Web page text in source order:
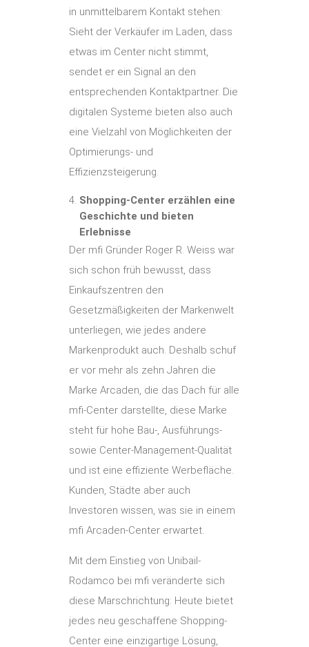
in unmittelbarem Kontakt stehen:
Sieht der Verkäufer im Laden, dass
etwas im Center nicht stimmt,
sendet er ein Signal an den
entsprechenden Kontaktpartner. Die
digitalen Systeme bieten also auch
eine Vielzahl von Möglichkeiten der
Optimierungs- und
Effizienzsteigerung.
Shopping-Center erzählen eine
Geschichte und bieten
Erlebnisse
Der mfi Gründer Roger R. Weiss war
sich schon früh bewusst, dass
Einkaufszentren den
Gesetzmäßigkeiten der Markenwelt
unterliegen, wie jedes andere
Markenprodukt auch. Deshalb schuf
er vor mehr als zehn Jahren die
Marke Arcaden, die das Dach für alle
mfi-Center darstellte, diese Marke
steht für hohe Bau-, Ausführungs-
sowie Center-Management-Qualität
und ist eine effiziente Werbefläche.
Kunden, Städte aber auch
Investoren wissen, was sie in einem
mfi Arcaden-Center erwartet.
Mit dem Einstieg von Unibail-
Rodamco bei mfi veränderte sich
diese Marschrichtung: Heute bietet
jedes neu geschaffene Shopping-
Center eine einzigartige Lösung,